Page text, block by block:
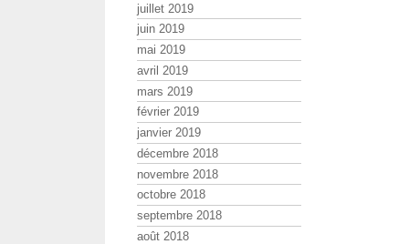
juillet 2019
juin 2019
mai 2019
avril 2019
mars 2019
février 2019
janvier 2019
décembre 2018
novembre 2018
octobre 2018
septembre 2018
août 2018